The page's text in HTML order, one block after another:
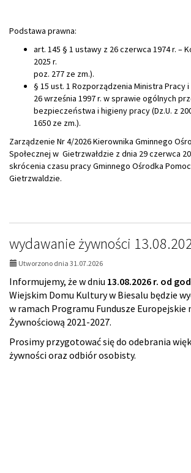
Podstawa prawna:
art. 145 § 1 ustawy z 26 czerwca 1974 r. –
2025 r.
poz. 277 ze zm.).
§ 15 ust. 1 Rozporządzenia Ministra Pracy
26 września 1997 r. w sprawie ogólnych
bezpieczeństwa i higieny pracy (Dz.U. z
1650 ze zm.).
Zarządzenie Nr 4/2026 Kierownika Gminnego
Społecznej w Gietrzwałdzie z dnia 29 czerwca
skrócenia czasu pracy Gminnego Ośrodka
Gietrzwaldzie.
wydawanie żywności
Utworzono dnia 31.07.2026
Informujemy, że w dniu 13.08.2026 r. od
Wiejskim Domu Kultury w Biesalu będzie
w ramach Programu Fundusze Europejskie
Żywnościową 2021-2027.
Prosimy przygotować się do odebrania
żywności oraz odbiór osobisty.